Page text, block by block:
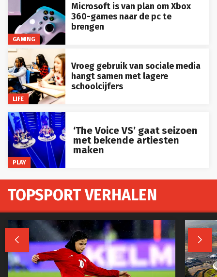
GAMING
Microsoft is van plan om Xbox
360-games naar de pc te
brengen
LIFE
Vroeg gebruik van sociale media
hangt samen met lagere
schoolcijfers
PLAY
‘The Voice VS’ gaat seizoen
met bekende artiesten
maken
TOPSPORT VERHALEN
 